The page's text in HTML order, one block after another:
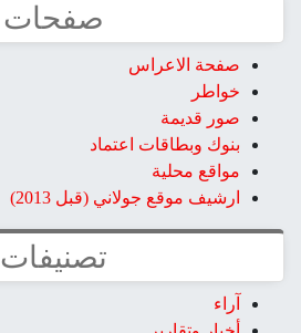
صفحات
صفحة الاعراس
خواطر
صور قديمة
بنوك وبطاقات اعتماد
مواقع محلية
ارشيف موقع جولاني (قبل 2013)
تصنيفات
آراء